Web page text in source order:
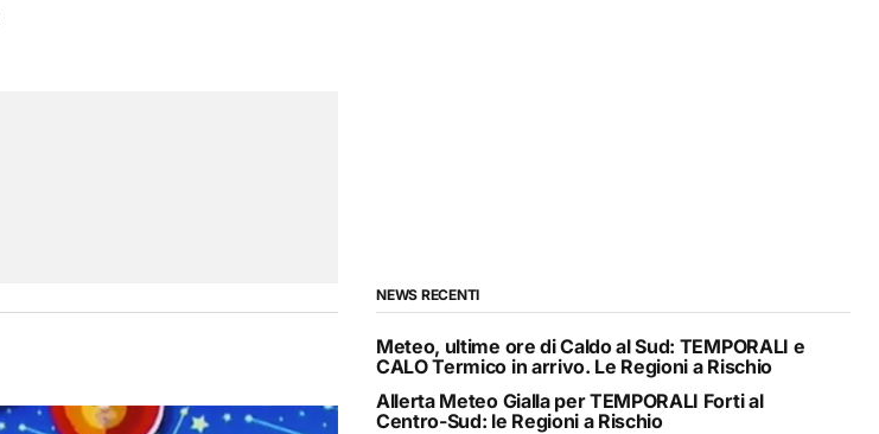
NEWS RECENTI
Meteo, ultime ore di Caldo al Sud: TEMPORALI e
CALO Termico in arrivo. Le Regioni a Rischio
Allerta Meteo Gialla per TEMPORALI Forti al
Centro-Sud: le Regioni a Rischio